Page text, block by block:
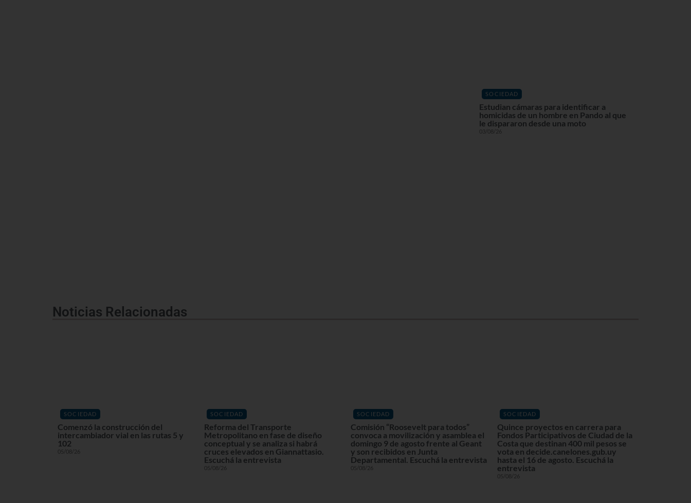
SOCIEDAD
Estudian cámaras para identificar a
homicidas de un hombre en Pando al que
le dispararon desde una moto
03/08/26
Noticias Relacionadas
SOCIEDAD
Comenzó la construcción del
intercambiador vial en las rutas 5 y
102
05/08/26
SOCIEDAD
Reforma del Transporte
Metropolitano en fase de diseño
conceptual y se analiza si habrá
cruces elevados en Giannattasio.
Escuchá la entrevista
05/08/26
SOCIEDAD
Comisión “Roosevelt para todos”
convoca a movilización y asamblea el
domingo 9 de agosto frente al Geant
y son recibidos en Junta
Departamental. Escuchá la entrevista
05/08/26
SOCIEDAD
Quince proyectos en carrera para
Fondos Participativos de Ciudad de la
Costa que destinan 400 mil pesos se
vota en decide.canelones.gub.uy
hasta el 16 de agosto. Escuchá la
entrevista
05/08/26